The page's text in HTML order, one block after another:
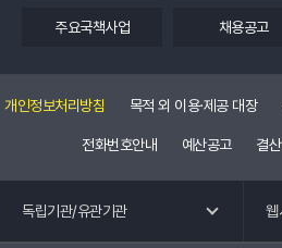
주요국책사업 채용공고
개인정보처리방침 목적 외 이용·제공 대장
전화번호안내 예산공고 결
독립기관/유관기관
교수회
웹